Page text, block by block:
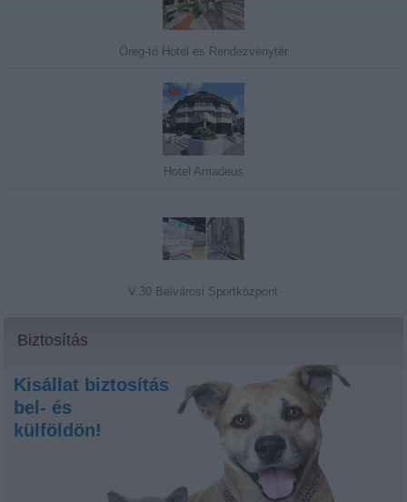
Öreg-tó Hotel és Rendezvénytér
Hotel Amadeus
V.30 Belvárosi Sportközpont
Biztosítás
Kisállat biztosítás
bel- és
külföldön!